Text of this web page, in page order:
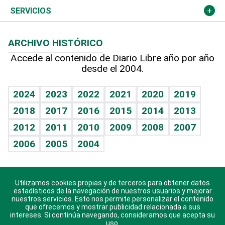
Resto del mundo
Economía personal
Podcast Arte Libre
Hablando con el pediatra
Vida y familia
Eñe
Celebrando la vida
Sin complejos
En pocas palabras
Escuchando al corazón
Economía Personal
Más deportes
Línea de hit
TBT Deportivo
Columnistas
Cambio climático
Opinión
Hecho en casa
Guía del dinero
SERVICIOS
Cumpleaños
Horóscopos
Crucigramas
ARCHIVO HISTÓRICO
Accede al contenido de Diario Libre año por año
desde el 2004.
2024 2023 2022 2021 2020
2019
2018
2017 2016 2015 2014
2013
2012
2011 2010 2009 2008
2007
2006
2005 2004
Descarga nuestras aplicaciones para Android, iOS y
sistema Huawei.
Utilizamos cookies propias y de terceros para obtener datos
estadísticos de la navegación de nuestros usuarios y mejorar
nuestros servicios. Esto nos permite personalizar el contenido
que ofrecemos y mostrar publicidad relacionada a sus
intereses. Si continúa navegando, consideramos que acepta su
uso.